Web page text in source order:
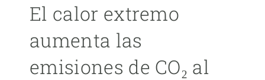
El calor extremo
aumenta las
emisiones de CO₂ al